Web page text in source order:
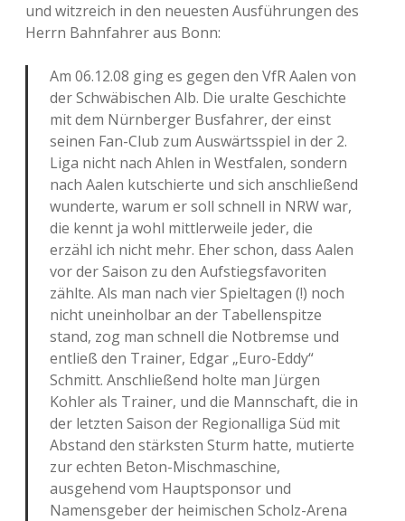
und witzreich in den neuesten Ausführungen des
Herrn Bahnfahrer aus Bonn:
Am 06.12.08 ging es gegen den VfR Aalen von
der Schwäbischen Alb. Die uralte Geschichte
mit dem Nürnberger Busfahrer, der einst
seinen Fan-Club zum Auswärtsspiel in der 2.
Liga nicht nach Ahlen in Westfalen, sondern
nach Aalen kutschierte und sich anschließend
wunderte, warum er soll schnell in NRW war,
die kennt ja wohl mittlerweile jeder, die
erzähl ich nicht mehr. Eher schon, dass Aalen
vor der Saison zu den Aufstiegsfavoriten
zählte. Als man nach vier Spieltagen (!) noch
nicht uneinholbar an der Tabellenspitze
stand, zog man schnell die Notbremse und
entließ den Trainer, Edgar „Euro-Eddy“
Schmitt. Anschließend holte man Jürgen
Kohler als Trainer, und die Mannschaft, die in
der letzten Saison der Regionalliga Süd mit
Abstand den stärksten Sturm hatte, mutierte
zur echten Beton-Mischmaschine,
ausgehend vom Hauptsponsor und
Namensgeber der heimischen Scholz-Arena